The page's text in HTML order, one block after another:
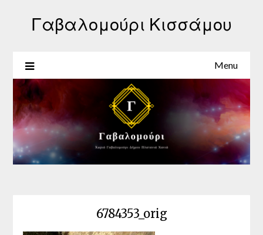
Γαβαλομούρι Κισσάμου
Menu
6784353_orig